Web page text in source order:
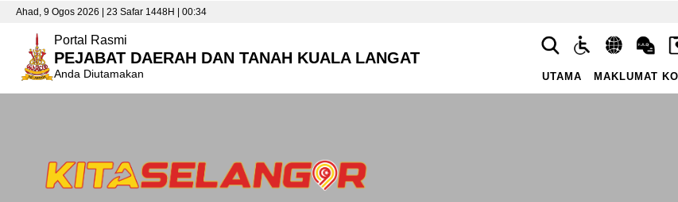
Ahad, 9 Ogos 2026 | 23 Safar 1448H | 00:34
Portal Rasmi
PEJABAT DAERAH DAN TANAH KUALA LANGAT
Anda Diutamakan UTAMA MAKLUMAT